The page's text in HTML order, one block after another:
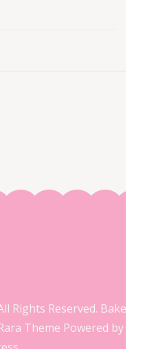
Rights Reserved. Bakes
Theme Powered by